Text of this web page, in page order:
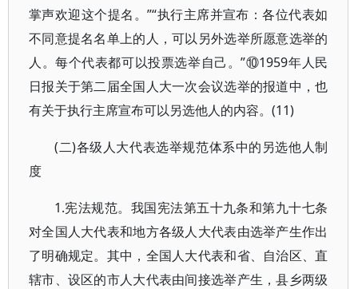
掌声欢迎这个提名。”“执行主席并宣布：各位代表如
不同意提名名单上的人，可以另外选举所愿意选举的
人。每个代表都可以投票选举自己。”⑩1959年人民
日报关于第二届全国人大一次会议选举的报道中，也
有关于执行主席宣布可以另选他人的内容。(11)
(二)各级人大代表选举规范体系中的另选他人制
度
1.宪法规范。我国宪法第五十九条和第九十七条
对全国人大代表和地方各级人大代表由选举产生作出
了明确规定。其中，全国人大代表和省、自治区、直
辖市、设区的市人大代表由间接选举产生，县乡两级